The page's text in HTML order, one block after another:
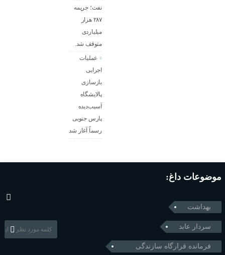
نفت؛ جریمه
۲۸۷ هزار
میلیاردی
متوقف شد.
عملیات
اجرایی
بازسازی
پالایشگاه
آسیب‌دیده
پارس جنوبی
رسماً آغاز شد
موضوعات داغ:
بهداشت
سردار عابد
فرمانده قرارگاه سازندگی